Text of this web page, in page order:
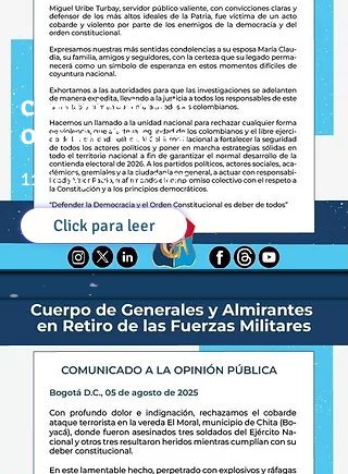
Comunicado a la
Opinión Pública
11 de Agosto de 2025
Click para leer